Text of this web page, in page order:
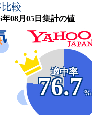
較
08月05日集計の値
適中率
76.7
%